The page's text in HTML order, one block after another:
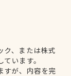
ク、または株式
います。
すが、内容を完